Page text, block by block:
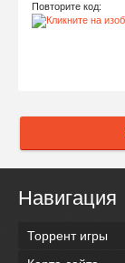
Повторите код:
Навигация
Торрент игры